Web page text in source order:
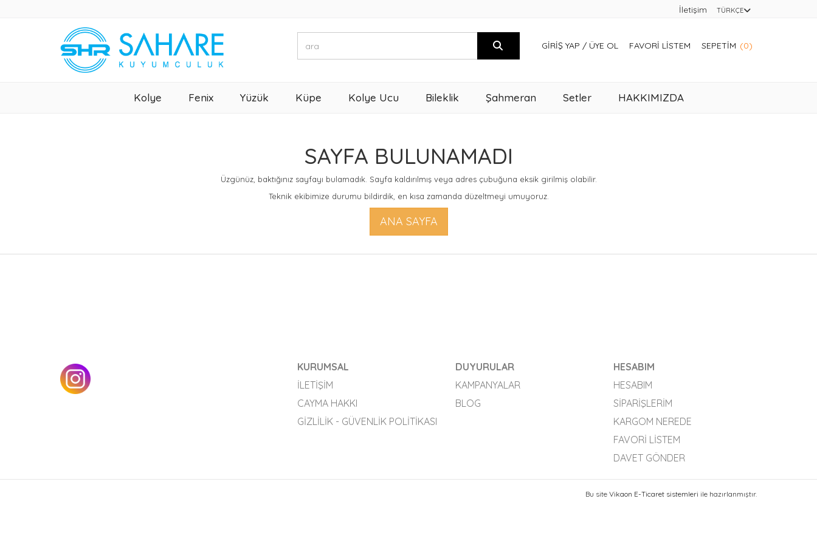
İletişim TÜRKÇE
GIRIŞ YAP / ÜYE OL FAVORI LISTEM SEPETIM (0)
Kolye Fenix Yüzük Küpe Kolye Ucu Bileklik Şahmeran Setler HAKKIMIZDA
SAYFA BULUNAMADI
Üzgünüz, baktığınız sayfayı bulamadık. Sayfa kaldırılmış veya adres çubuğuna eksik girilmiş olabilir.
Teknik ekibimize durumu bildirdik, en kısa zamanda düzeltmeyi umuyoruz.
ANA SAYFA
KURUMSAL
İLETIŞIM
CAYMA HAKKI
GIZLILIK - GÜVENLIK POLITIKASI
DUYURULAR
KAMPANYALAR
BLOG
HESABIM
HESABIM
SIPARIŞLERIM
KARGOM NEREDE
FAVORI LISTEM
DAVET GÖNDER
Bu site Vikaon E-Ticaret sistemleri ile hazırlanmıştır.